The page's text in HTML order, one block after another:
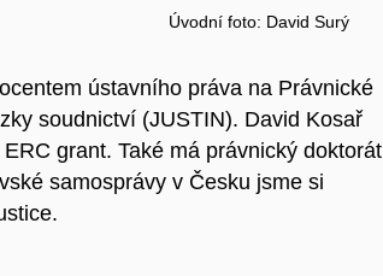
Úvodní foto: David Surý
ústavního práva na Právnické
soudnictví (JUSTIN). David Kosař
grant. Také má právnický doktorát
samosprávy v Česku jsme si